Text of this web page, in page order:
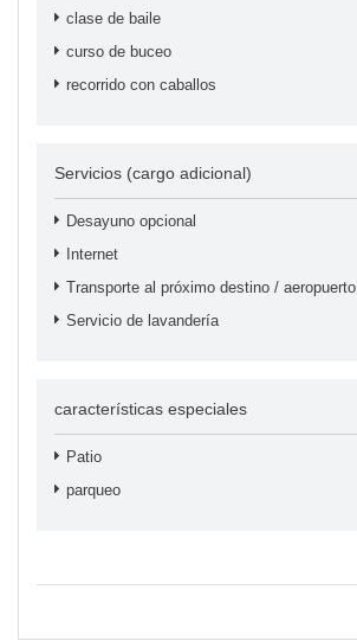
clase de baile
curso de buceo
recorrido con caballos
Servicios (cargo adicional)
Desayuno opcional
Internet
Transporte al próximo destino / aeropuerto
Servicio de lavandería
características especiales
Patio
parqueo